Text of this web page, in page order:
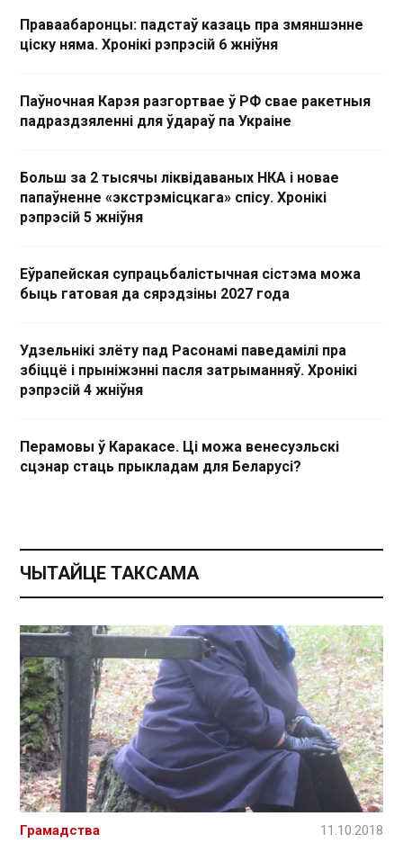
Праваабаронцы: падстаў казаць пра змяншэнне
ціску няма. Хронікі рэпрэсій 6 жніўня
Паўночная Карэя разгортвае ў РФ свае ракетныя
падраздзяленні для ўдараў па Украіне
Больш за 2 тысячы ліквідаваных НКА і новае
папаўненне «экстрэмісцкага» спісу. Хронікі
рэпрэсій 5 жніўня
Еўрапейская супрацьбалістычная сістэма можа
быць гатовая да сярэдзіны 2027 года
Удзельнікі злёту пад Расонамі паведамілі пра
збіццё і прыніжэнні пасля затрыманняў. Хронікі
рэпрэсій 4 жніўня
Перамовы ў Каракасе. Ці можа венесуэльскі
сцэнар стаць прыкладам для Беларусі?
ЧЫТАЙЦЕ ТАКСАМА
Грамадства 11.10.2018